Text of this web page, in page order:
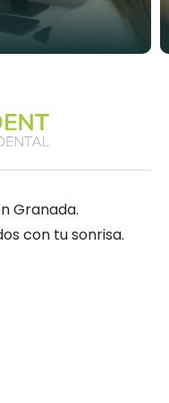
Granada.
con tu sonrisa.